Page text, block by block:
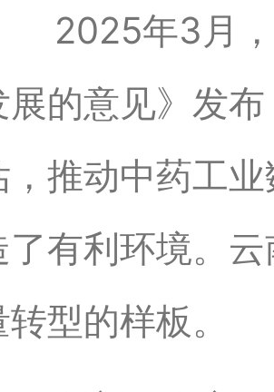
2025年3月
展的意见》发
，推动中药工
了有利环境。
型的样板。